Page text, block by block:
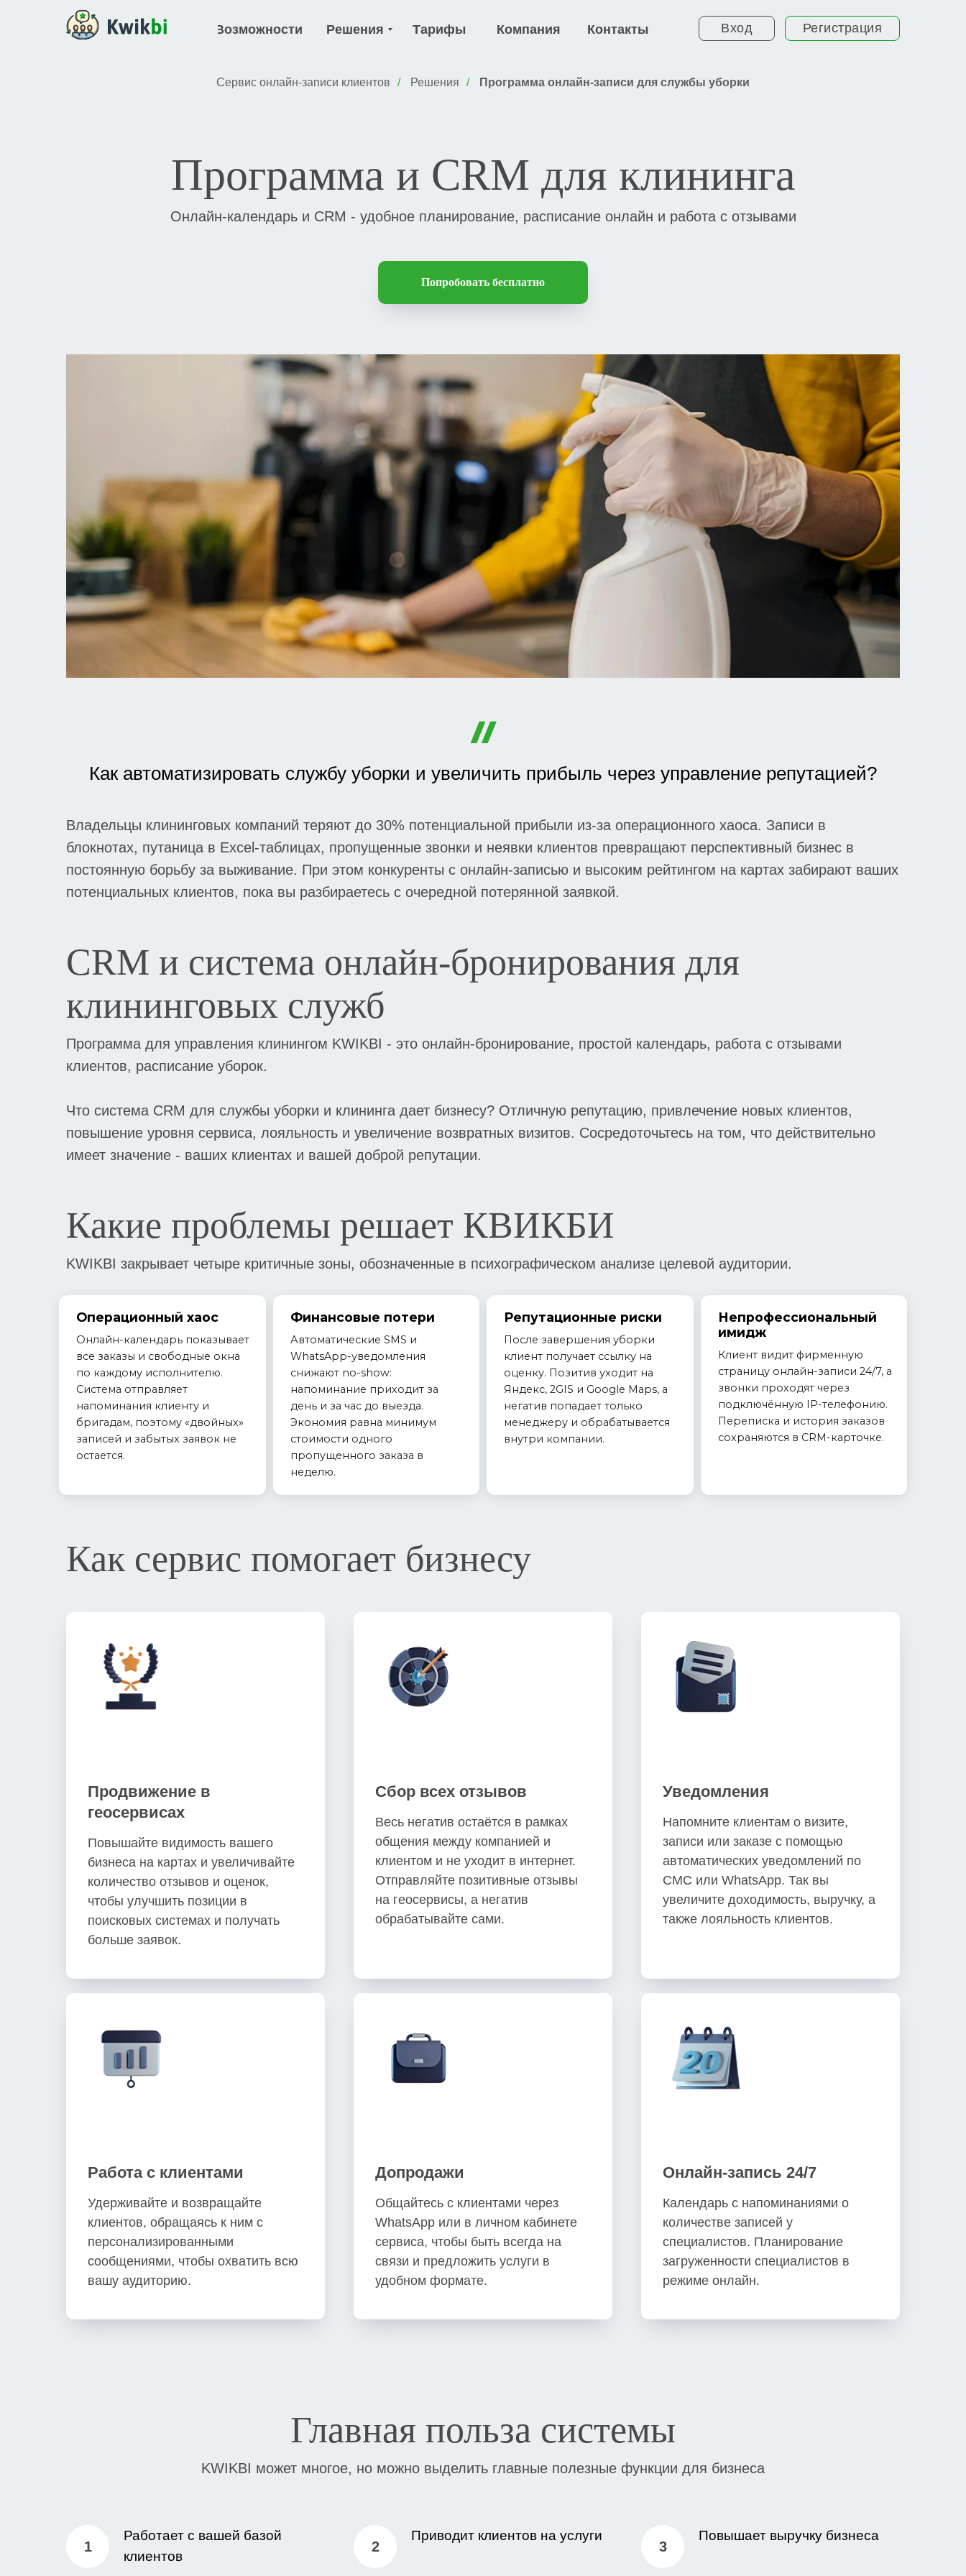
Возможности Решения Тарифы Компания Контакты Регистрация
Вход
Сервис онлайн-записи клиентов / Решения / Программа онлайн-записи для службы уборки
Программа и CRM для клининга
Онлайн-календарь и CRM - удобное планирование, расписание онлайн и работа с отзывами
Попробовать бесплатно
Как автоматизировать службу уборки и увеличить прибыль через управление репутацией?
Владельцы клининговых компаний теряют до 30% потенциальной прибыли из-за операционного хаоса. Записи в
блокнотах, путаница в Excel-таблицах, пропущенные звонки и неявки клиентов превращают перспективный бизнес в
постоянную борьбу за выживание. При этом конкуренты с онлайн-записью и высоким рейтингом на картах забирают ваших
потенциальных клиентов, пока вы разбираетесь с очередной потерянной заявкой.
CRM и система онлайн-бронирования для
клининговых служб
Программа для управления клинингом KWIKBI - это онлайн-бронирование, простой календарь, работа с отзывами
клиентов, расписание уборок.
Что система CRM для службы уборки и клининга дает бизнесу? Отличную репутацию, привлечение новых клиентов,
повышение уровня сервиса, лояльность и увеличение возвратных визитов. Сосредоточьтесь на том, что действительно
имеет значение - ваших клиентах и вашей доброй репутации.
Какие проблемы решает КВИКБИ
KWIKBI закрывает четыре критичные зоны, обозначенные в психографическом анализе целевой аудитории.
Операционный хаос
Онлайн-календарь показывает
все заказы и свободные окна
по каждому исполнителю.
Система отправляет
напоминания клиенту и
бригадам, поэтому «двойных»
записей и забытых заявок не
остается.
Финансовые потери
Автоматические SMS и
WhatsApp-уведомления
снижают no-show:
напоминание приходит за
день и за час до выезда.
Экономия равна минимум
стоимости одного
пропущенного заказа в
неделю.
Репутационные риски
После завершения уборки
клиент получает ссылку на
оценку. Позитив уходит на
Яндекс, 2GIS и Google Maps, а
негатив попадает только
менеджеру и обрабатывается
внутри компании.
Непрофессиональный
имидж
Клиент видит фирменную
страницу онлайн-записи 24/7, а
звонки проходят через
подключённую IP-телефонию.
Переписка и история заказов
сохраняются в CRM-карточке.
Как сервис помогает бизнесу
Продвижение в
геосервисах
Повышайте видимость вашего
бизнеса на картах и увеличивайте
количество отзывов и оценок,
чтобы улучшить позиции в
поисковых системах и получать
больше заявок.
Сбор всех отзывов
Весь негатив остаётся в рамках
общения между компанией и
клиентом и не уходит в интернет.
Отправляйте позитивные отзывы
на геосервисы, а негатив
обрабатывайте сами.
Уведомления
Напомните клиентам о визите,
записи или заказе с помощью
автоматических уведомлений по
СМС или WhatsApp. Так вы
увеличите доходимость, выручку, а
также лояльность клиентов.
Работа с клиентами
Удерживайте и возвращайте
клиентов, обращаясь к ним с
персонализированными
сообщениями, чтобы охватить всю
вашу аудиторию.
Допродажи
Общайтесь с клиентами через
WhatsApp или в личном кабинете
сервиса, чтобы быть всегда на
связи и предложить услуги в
удобном формате.
Онлайн-запись 24/7
Календарь с напоминаниями о
количестве записей у
специалистов. Планирование
загруженности специалистов в
режиме онлайн.
Главная польза системы
KWIKBI может многое, но можно выделить главные полезные функции для бизнеса
Работает с вашей базой
клиентов
Приводит клиентов на услуги Повышает выручку бизнеса